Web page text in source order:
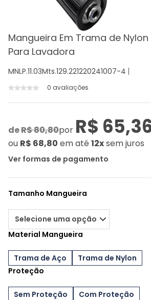
Mangueira Em Trama de
Para Lavadora
MNLP.11.03Mts.129.221220241007-4
0 avaliações
deR$ 80,80por R$
ou R$ 68,80 em até 12xsem juros
Ver formas de pagamento
Tamanho Mangueira
Material Mangueira
Trama de Aço
Trama de Nylon
Proteção
Sem Proteção
Com Proteção